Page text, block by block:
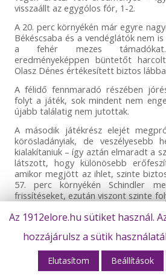
visszaállt az egygólos fór, 1-2.
A 20. perc környékén már egyre
Békéscsaba és a vendéglátók nem
a fehér mezes
eredményeképpen büntetőt
Olasz Dénes értékesített biztos
A félidő fennmaradó részében
folyt a játék, sok mindent nem
újabb találatig nem jutottak.
A második játékrész elejét
körösladányiak, de veszélyesebb
kialakítaniuk – így aztán elmaradt a
látszott, hogy különösebb
amikor megjött az ihlet, szinte
57. perc környékén Schindler
frissítéseket, ezután viszont szinte
végére, melynél Nagy kapusnak
A mérkőzés egészére azonban
jellemző, ezt támasztja alá az
sárga cédula – a játékvezető
keményebb belépőket. A második
Az 1912elore.hu sütiket használ.
hozzájárulsz a sütik
Elutasítom Beállítások